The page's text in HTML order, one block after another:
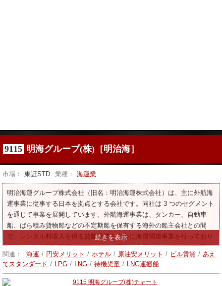
9115 明海グループ(株)［明治海］
市場： 東証STD 業種： 海運業
明治海運グループ株式会社（旧名：明治海運株式会社）は、主に外航海
運事業に従事する日本を拠点とする会社です。同社は 3 つのセグメント
を通じて事業を展開しています。外航海運事業は、タンカー、自動車
船、ばら積み貨物船などの不定期船を保有する海外の船主会社との間
で、レンタル料収入を得る貸船事業を中心に海運関連事業を行っており
ます。ホテル関連事業セグメントは、現在、全国にホテルやゴルフ場を
所有し、それぞれのサービスを提供しております。不動産賃貸事業は、
保有する建物をオフィス物件としてテナントに賃貸する不動産賃貸事業
を主力とし、持分法適用関連会社は不動産の仲介業務及び建物の運営管
関連： 海運 / 円安メリット / ホテル / 原油安メリット / ビル賃貸 / あえ
てスタンダード / LPG / LNG / 待機児童 / LNG運搬船